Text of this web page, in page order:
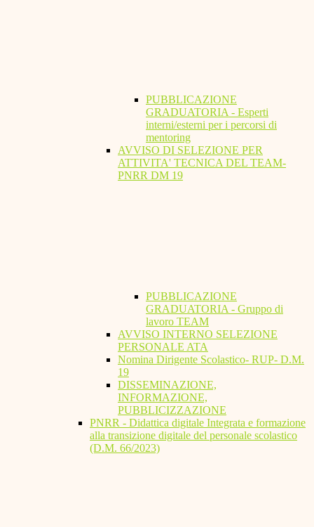
PUBBLICAZIONE
GRADUATORIA - Esperti
interni/esterni per i percorsi di
mentoring
AVVISO DI SELEZIONE PER
ATTIVITA' TECNICA DEL TEAM-
PNRR DM 19
PUBBLICAZIONE
GRADUATORIA - Gruppo di
lavoro TEAM
AVVISO INTERNO SELEZIONE
PERSONALE ATA
Nomina Dirigente Scolastico- RUP- D.M.
19
DISSEMINAZIONE,
INFORMAZIONE,
PUBBLICIZZAZIONE
PNRR - Didattica digitale Integrata e formazione
alla transizione digitale del personale scolastico
(D.M. 66/2023)